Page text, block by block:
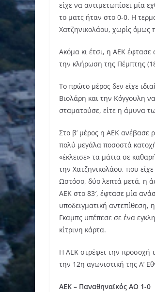
είχε να αντιμετωπίσει μία
το ματς ήταν στο 0-0. Η
Χατζηνικολάου, χωρίς όμως
Ακόμα κι έτσι, η ΑΕΚ έφτασε
την κλήρωση της Πέμπτης
Το πρώτο μέρος δεν είχε
Βιολάρη και την Κόγγουλη
σταματούσε, είτε η άμυνα
Στο β’ μέρος η ΑΕΚ ανέβασε
πολύ μεγάλα ποσοστά
«έκλεισε» τα μάτια σε
την Χατζηνικολάου, που
Ωστόσο, δύο λεπτά μετά, η
ΑΕΚ στο 83′, έφτασε μία
υποδειγματική αντεπίθεση,
Γκαμπς υπέπεσε σε ένα
κίτρινη κάρτα.
Η ΑΕΚ στρέφει την προσοχή
την 12η αγωνιστική της Α’
ΑΕΚ – Παναθηναϊκός ΑΟ 1-0